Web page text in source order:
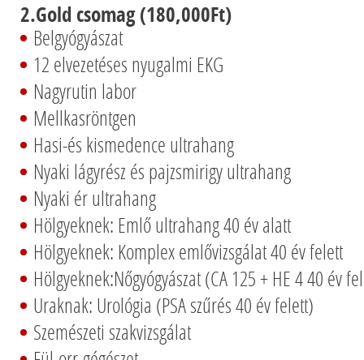
2.Gold csomag (180,000Ft)
Belgyógyászat
12 elvezetéses nyugalmi EKG
Nagyrutin labor
Mellkasröntgen
Hasi-és kismedence ultrahang
Nyaki lágyrész és pajzsmirigy ultrahang
Nyaki ér ultrahang
Hölgyeknek: Emlő ultrahang 40 év alatt
Hölgyeknek: Komplex emlővizsgálat 40 év felett
Hölgyeknek:Nőgyógyászat (CA 125 + HE 4 40 év
Uraknak: Urológia (PSA szűrés 40 év felett)
Szemészeti szakvizsgálat